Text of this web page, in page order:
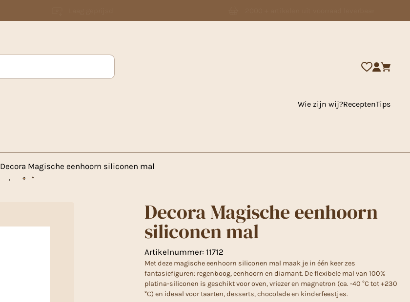
Wie zijn wij?ReceptenTips
Decora Magische eenhoorn siliconen mal
Decora Magische eenhoorn
siliconen mal
Artikelnummer: 11712
Met deze magische eenhoorn siliconen mal maak je in één keer zes
fantasiefiguren: regenboog, eenhoorn en diamant. De flexibele mal van 100%
platina-siliconen is geschikt voor oven, vriezer en magnetron (ca. -40 °C tot +230
°C) en ideaal voor taarten, desserts, chocolade en kinderfeestjes.